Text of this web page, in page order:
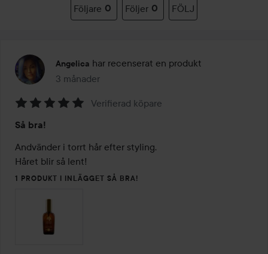
Följare 0 Följer 0 FÖLJ
Angelica har recenserat en produkt
3 månader
Inlägget skapades 3 månader
5
av
5
Verifierad köpare
Så bra!
Andvänder i torrt hår efter styling.
Håret blir så lent!
1 PRODUKT I INLÄGGET SÅ BRA!